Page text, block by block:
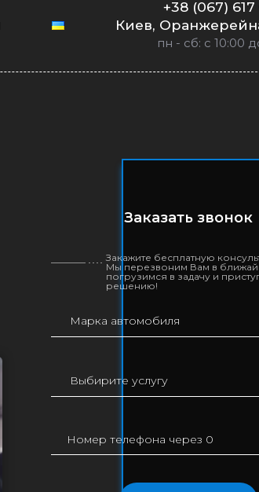
+38 (067)
Киев,
пн - сб: с 10:00
Заказать звонок
Закажите бесплатную
Мы перезвоним Вам в
погрузимся в задачу и
решению!